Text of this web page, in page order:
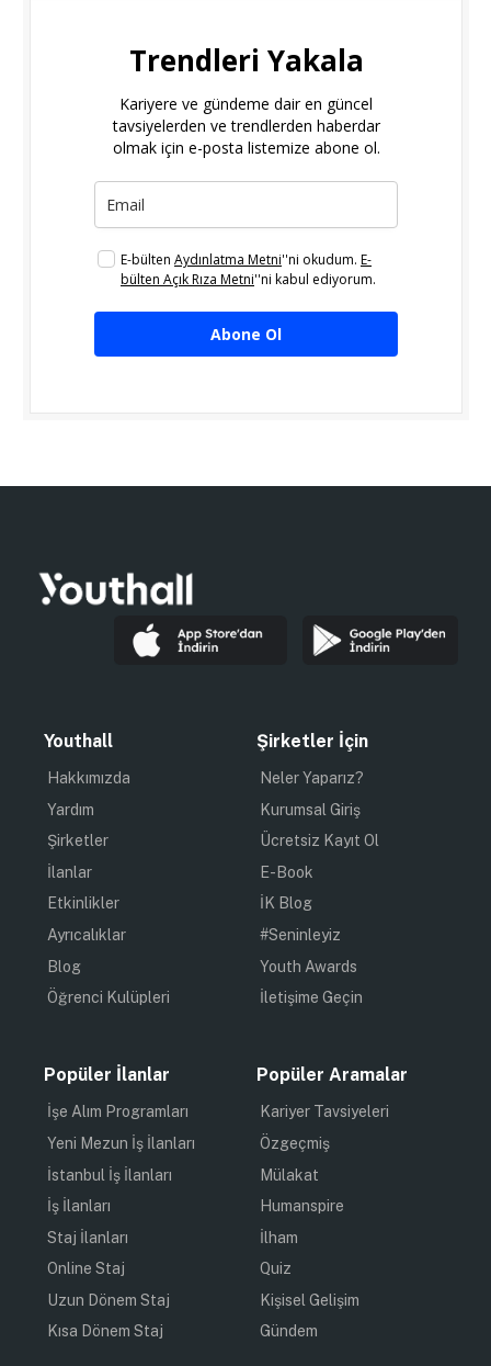
Trendleri Yakala
Kariyere ve gündeme dair en güncel
tavsiyelerden ve trendlerden haberdar
olmak için e-posta listemize abone ol.
E-bülten Aydınlatma Metni''ni okudum. E-
bülten Açık Rıza Metni''ni kabul ediyorum.
Abone Ol
Youthall
Hakkımızda
Yardım
Şirketler
İlanlar
Etkinlikler
Ayrıcalıklar
Blog
Öğrenci Kulüpleri
Şirketler İçin
Neler Yaparız?
Kurumsal Giriş
Ücretsiz Kayıt Ol
E-Book
İK Blog
#Seninleyiz
Youth Awards
İletişime Geçin
Popüler İlanlar
İşe Alım Programları
Yeni Mezun İş İlanları
İstanbul İş İlanları
İş İlanları
Staj İlanları
Online Staj
Uzun Dönem Staj
Kısa Dönem Staj
Popüler Aramalar
Kariyer Tavsiyeleri
Özgeçmiş
Mülakat
Humanspire
İlham
Quiz
Kişisel Gelişim
Gündem